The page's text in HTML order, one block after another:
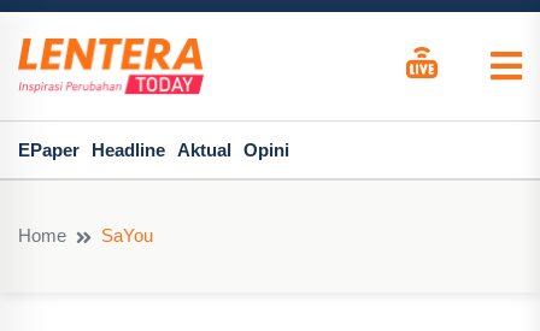
EPaper Headline Aktual Opini
Home SaYou